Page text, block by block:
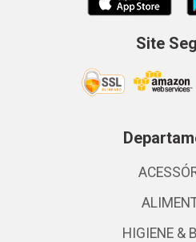
Site
HIGIENE &